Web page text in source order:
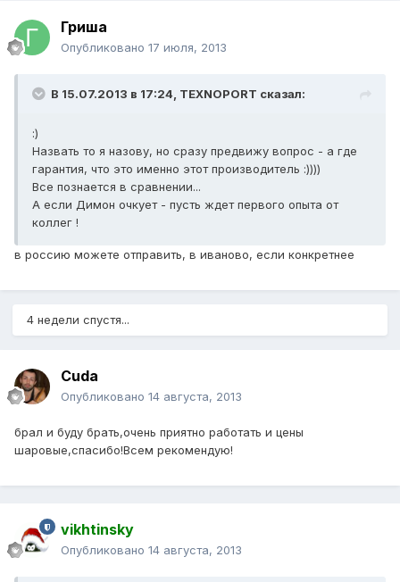
Гриша
Опубликовано 17 июля, 2013
В 15.07.2013 в 17:24, TEXNOPORT сказал:
:)
Назвать то я назову, но сразу предвижу вопрос - а где
гарантия, что это именно этот производитель :))))
Все познается в сравнении...
А если Димон очкует - пусть ждет первого опыта от
коллег !
в россию можете отправить, в иваново, если конкретнее
4 недели спустя...
Cuda
Опубликовано 14 августа, 2013
брал и буду брать,очень приятно работать и цены
шаровые,спасибо!Всем рекомендую!
vikhtinsky
Опубликовано 14 августа, 2013